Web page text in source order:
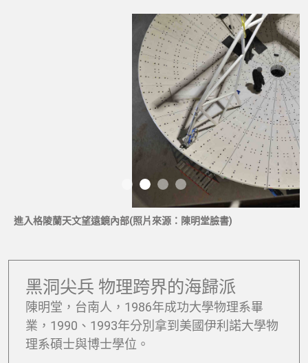
進入格陵蘭天文望遠鏡內部(照片來源：陳明堂臉書)
黑洞尖兵 物理跨界的海歸派
陳明堂，台南人，1986年成功大學物理系畢
業，1990、1993年分別拿到美國伊利諾大學物
理系碩士與博士學位。